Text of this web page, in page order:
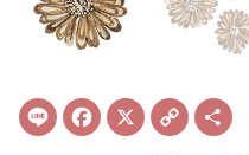
Line Facebook
X Copy
Link